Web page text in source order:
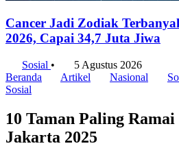
Cancer Jadi Zodiak
2026, Capai 34,7 Juta Jiwa
Sosial •
5 Agustus 2026
Beranda
Artikel Nasional
Sosial
10 Taman Paling
Jakarta 2025